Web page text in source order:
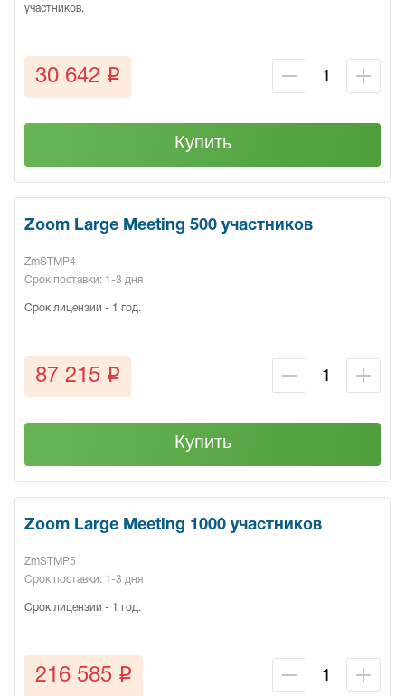
участников.
30 642 q
Купить
Zoom Large Meeting 500 участников
ZmSTMP4
Срок поставки: 1-3 дня
Срок лицензии - 1 год.
87 215 q
Купить
Zoom Large Meeting 1000 участников
ZmSTMP5
Срок поставки: 1-3 дня
Срок лицензии - 1 год.
216 585 q